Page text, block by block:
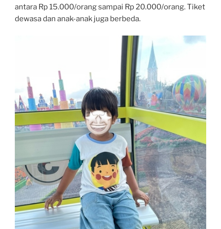
antara Rp 15.000/orang sampai Rp 20.000/orang. Tiket
dewasa dan anak-anak juga berbeda.